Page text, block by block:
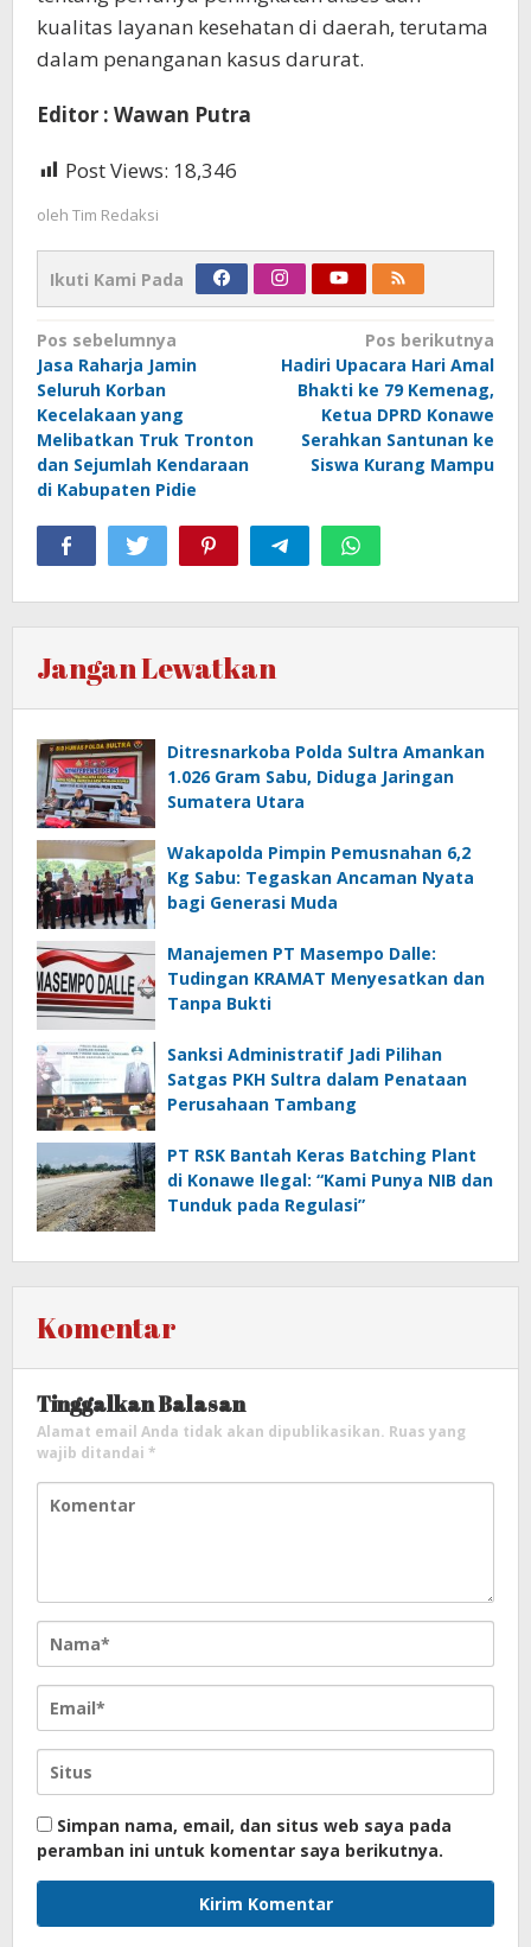
kualitas layanan kesehatan di daerah, terutama
dalam penanganan kasus darurat.
Editor : Wawan Putra
Post Views: 18,346
oleh Tim Redaksi
Ikuti Kami Pada
Navigasi
pos
Pos sebelumnya
Jasa Raharja Jamin
Seluruh Korban
Kecelakaan yang
Melibatkan Truk Tronton
dan Sejumlah Kendaraan
di Kabupaten Pidie
Pos berikutnya
Hadiri Upacara Hari Amal
Bhakti ke 79 Kemenag,
Ketua DPRD Konawe
Serahkan Santunan ke
Siswa Kurang Mampu
Jangan Lewatkan
Ditresnarkoba Polda Sultra Amankan
1.026 Gram Sabu, Diduga Jaringan
Sumatera Utara
Wakapolda Pimpin Pemusnahan 6,2
Kg Sabu: Tegaskan Ancaman Nyata
bagi Generasi Muda
Manajemen PT Masempo Dalle:
Tudingan KRAMAT Menyesatkan dan
Tanpa Bukti
Sanksi Administratif Jadi Pilihan
Satgas PKH Sultra dalam Penataan
Perusahaan Tambang
PT RSK Bantah Keras Batching Plant
di Konawe Ilegal: “Kami Punya NIB dan
Tunduk pada Regulasi”
Komentar
Tinggalkan Balasan
Alamat email Anda tidak akan dipublikasikan. Ruas yang
wajib ditandai *
Simpan nama, email, dan situs web saya pada
peramban ini untuk komentar saya berikutnya.